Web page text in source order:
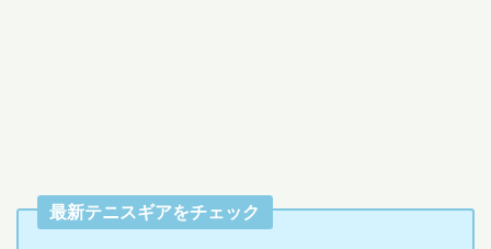
最新テニスギアをチェック